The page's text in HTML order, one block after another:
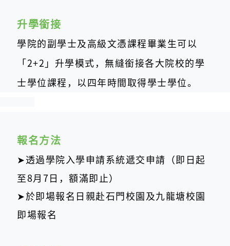
升學銜接
學院的副學士及高級文憑課程畢業生可以
「2+2」升學模式，無縫銜接各大院校的學
士學位課程，以四年時間取得 學士學位。
報名方法
➤透過學院入學申請系統遞交申請（即日起
至8月7日，額滿即止）
➤於即場報名日親赴石門校園及九龍塘校園
即場報名